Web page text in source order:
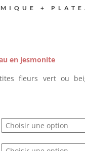
+
en jesmonite
fleurs vert ou